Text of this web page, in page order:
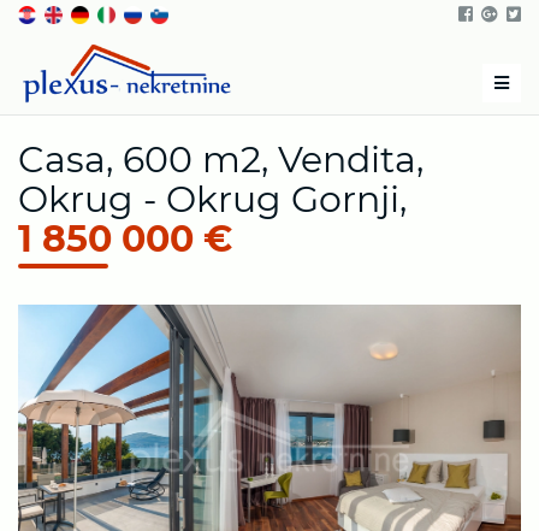
Menu
Casa, 600 m2, Vendita,
Okrug - Okrug Gornji,
1 850 000 €